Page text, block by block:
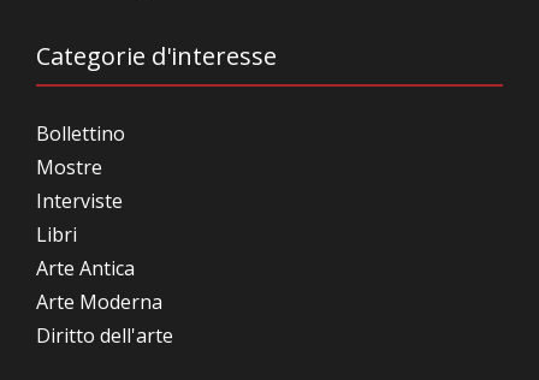
Categorie d'interesse
Bollettino
Mostre
Interviste
Libri
Arte Antica
Arte Moderna
Diritto dell'arte